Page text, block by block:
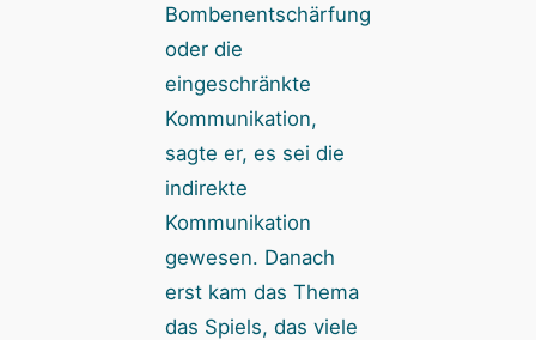
Bombenentschärfung
oder die
eingeschränkte
Kommunikation,
sagte er, es sei die
indirekte
Kommunikation
gewesen. Danach
erst kam das Thema
das Spiels, das viele